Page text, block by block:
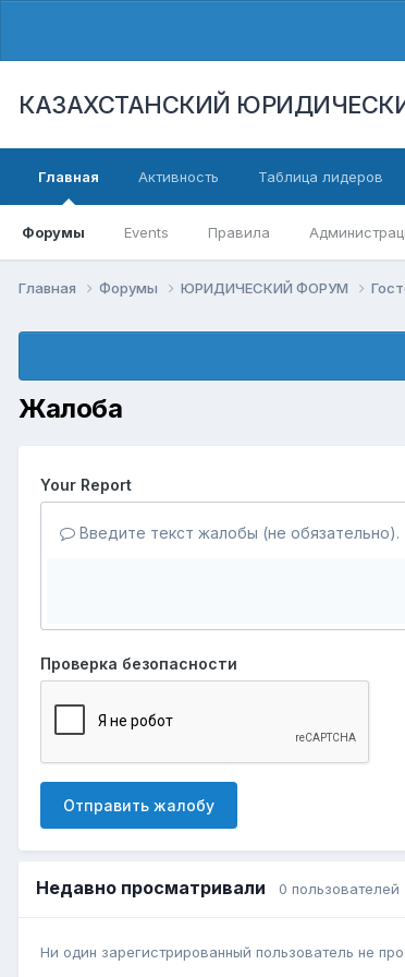
КАЗАХСТАНСКИЙ
Главная
Форумы Events Правила
Активность Таблица лидеров
Главная Форумы ЮРИДИЧЕСКИЙ ФОРУМ
Жалоба
Your Report
Введите текст жалобы (не обязательно).
Проверка безопасности
Отправить жалобу
Недавно просматривали 0 пользователей
Ни один зарегистрированный пользователь не